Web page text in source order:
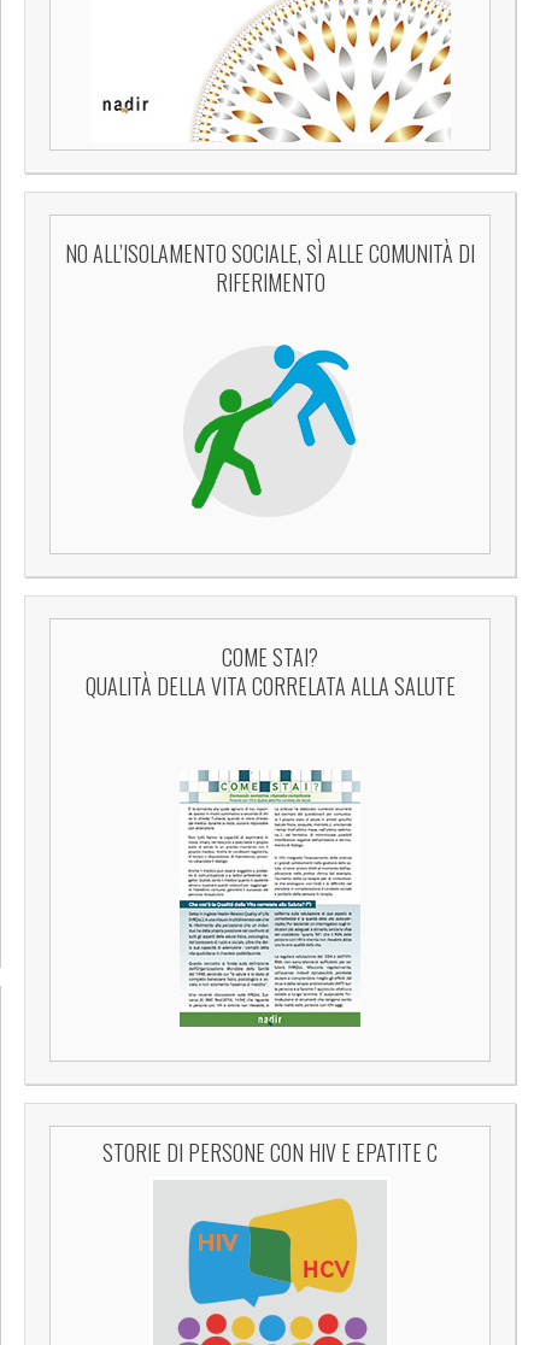
NO ALL’ISOLAMENTO SOCIALE, SÌ ALLE COMUNITÀ DI
RIFERIMENTO
COME STAI?
QUALITÀ DELLA VITA CORRELATA ALLA SALUTE
STORIE DI PERSONE CON HIV E EPATITE C